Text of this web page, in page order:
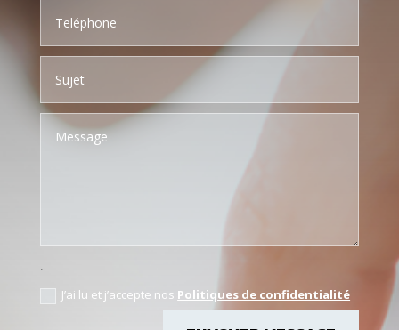
.
J’ai lu et j’accepte nos Politiques de confidentialité